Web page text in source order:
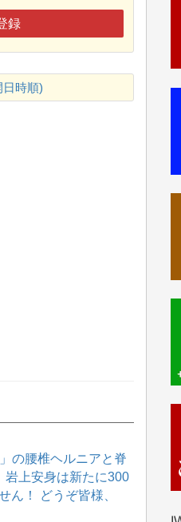
録
時順)
の腰椎ヘルニアと脊
岩上安身は新たに300
ん！ どうぞ皆様、